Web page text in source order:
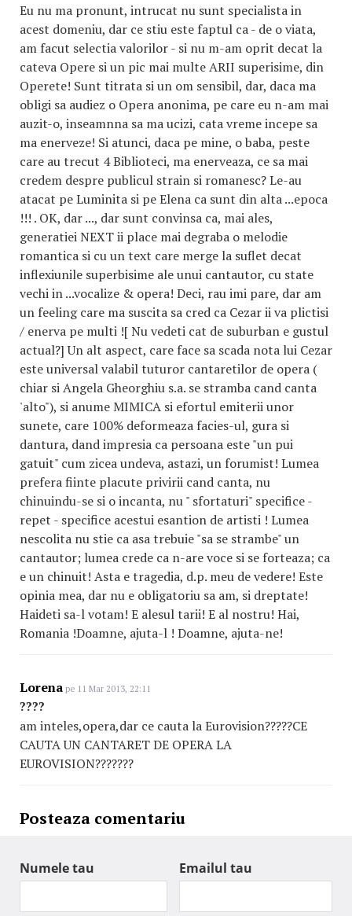
Eu nu ma pronunt, intrucat nu sunt specialista in
acest domeniu, dar ce stiu este faptul ca - de o viata,
am facut selectia valorilor - si nu m-am oprit decat la
cateva Opere si un pic mai multe ARII superisime, din
Operete! Sunt titrata si un om sensibil, dar, daca ma
obligi sa audiez o Opera anonima, pe care eu n-am mai
auzit-o, inseamnna sa ma ucizi, cata vreme incepe sa
ma enerveze! Si atunci, daca pe mine, o baba, peste
care au trecut 4 Biblioteci, ma enerveaza, ce sa mai
credem despre publicul strain si romanesc? Le-au
atacat pe Luminita si pe Elena ca sunt din alta ...epoca
!!! . OK, dar ..., dar sunt convinsa ca, mai ales,
generatiei NEXT ii place mai degraba o melodie
romantica si cu un text care merge la suflet decat
inflexiunile superbisime ale unui cantautor, cu state
vechi in ...vocalize & opera! Deci, rau imi pare, dar am
un feeling care ma suscita sa cred ca Cezar ii va plictisi
/ enerva pe multi ![ Nu vedeti cat de suburban e gustul
actual?] Un alt aspect, care face sa scada nota lui Cezar
este universal valabil tuturor cantaretilor de opera (
chiar si Angela Gheorghiu s.a. se stramba cand canta
'alto"), si anume MIMICA si efortul emiterii unor
sunete, care 100% deformeaza facies-ul, gura si
dantura, dand impresia ca persoana este "un pui
gatuit" cum zicea undeva, astazi, un forumist! Lumea
prefera fiinte placute privirii cand canta, nu
chinuindu-se si o incanta, nu " sfortaturi" specifice -
repet - specifice acestui esantion de artisti ! Lumea
nescolita nu stie ca asa trebuie "sa se strambe" un
cantautor; lumea crede ca n-are voce si se forteaza; ca
e un chinuit! Asta e tragedia, d.p. meu de vedere! Este
opinia mea, dar nu e obligatoriu sa am, si dreptate!
Haideti sa-l votam! E alesul tarii! E al nostru! Hai,
Romania !Doamne, ajuta-l ! Doamne, ajuta-ne!
Lorena pe 11 Mar 2013, 22:11
????
am inteles,opera,dar ce cauta la Eurovision?????CE
CAUTA UN CANTARET DE OPERA LA
EUROVISION???????
Posteaza comentariu
Numele tau Emailul tau